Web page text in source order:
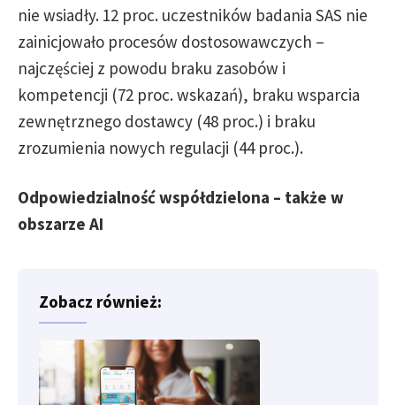
nie wsiadły. 12 proc. uczestników badania SAS nie
zainicjowało procesów dostosowawczych –
najczęściej z powodu braku zasobów i
kompetencji (72 proc. wskazań), braku wsparcia
zewnętrznego dostawcy (48 proc.) i braku
zrozumienia nowych regulacji (44 proc.).
Odpowiedzialność współdzielona – także w
obszarze AI
Zobacz również: